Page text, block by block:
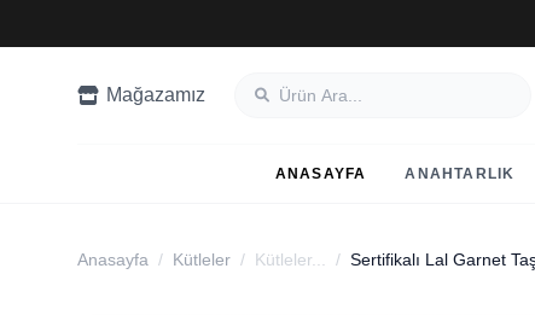
Mağazamız
ANASAYFA ANAHTARLIK
Anasayfa / Kütleler / Kütleler... /